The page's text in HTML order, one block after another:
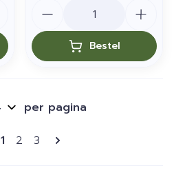
Bestel
Pagina's
U lees momenteel pagina
1 Pagina
2 Pagina
3
per pagina